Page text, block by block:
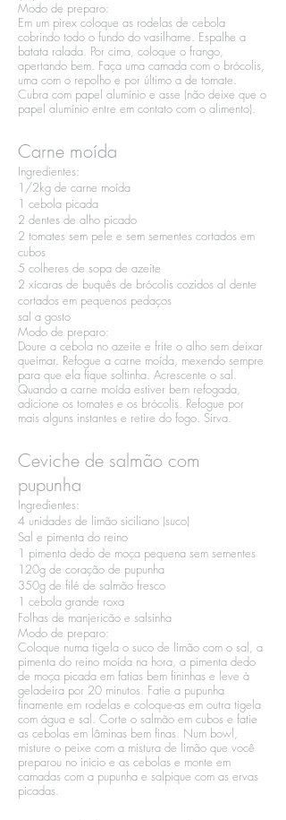
Modo de preparo:​
Em um pirex coloque as rodelas de cebola
cobrindo todo o fundo do vasilhame. Espalhe a
batata ralada. Por cima, coloque o frango,
apertando bem. Faça uma camada com o brócolis,
uma com o repolho e por último a de tomate.
Cubra com papel alumínio e asse (não deixe que o
papel alumínio entre em contato com o alimento).
Carne moída
Ingredientes:​
1/2kg de carne moída​
1 cebola picada​
2 dentes de alho picado​
2 tomates sem pele e sem sementes cortados em
cubos​
5 colheres de sopa de azeite​
2 xícaras de buquês de brócolis cozidos al dente
cortados em pequenos pedaços​
sal a gosto
Modo de preparo:​
Doure a cebola no azeite e frite o alho sem deixar
queimar. Refogue a carne moída, mexendo sempre
para que ela fique soltinha. Acrescente o sal.
Quando a carne moída estiver bem refogada,
adicione os tomates e os brócolis. Refogue por
mais alguns instantes e retire do fogo. Sirva.
Ceviche de salmão com
pupunha
Ingredientes:​
4 unidades de limão siciliano (suco)​
Sal e pimenta do reino​
1 pimenta dedo de moça pequena sem sementes​
120g de coração de pupunha​
350g de filé de salmão fresco​
1 cebola grande roxa​
Folhas de manjericão e salsinha
Modo de preparo:​
Coloque numa tigela o suco de limão com o sal, a
pimenta do reino moída na hora, a pimenta dedo
de moça picada em fatias bem fininhas e leve à
geladeira por 20 minutos. Fatie a pupunha
finamente em rodelas e coloque-as em outra tigela
com água e sal. Corte o salmão em cubos e fatie
as cebolas em lâminas bem finas. Num bowl,
misture o peixe com a mistura de limão que você
preparou no inicio e as cebolas e monte em
camadas com a pupunha e salpique com as ervas
picadas.